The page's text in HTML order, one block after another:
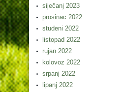
siječanj 2023
prosinac 2022
studeni 2022
listopad 2022
rujan 2022
kolovoz 2022
srpanj 2022
lipanj 2022